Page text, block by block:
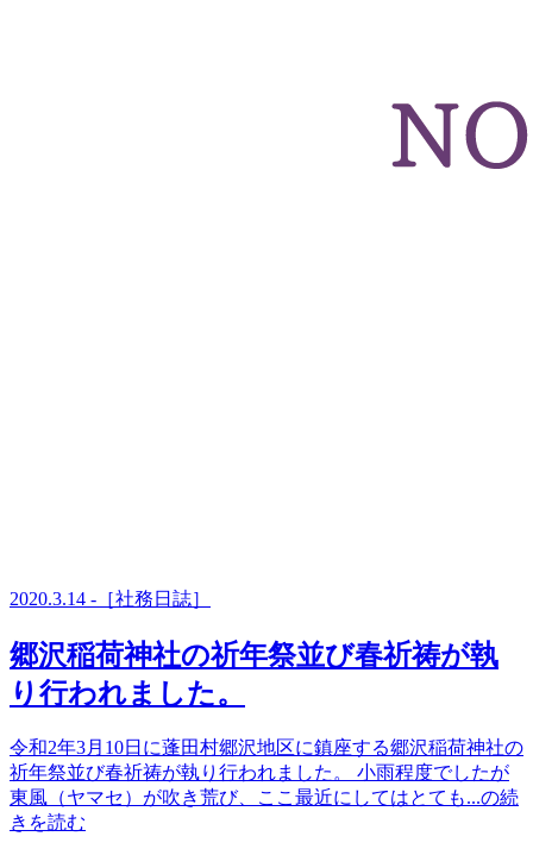
2020.3.14 -［社務日誌］
郷沢稲荷神社の祈年祭並び春祈祷が執
り行われました。
令和2年3月10日に蓬田村郷沢地区に鎮座する郷沢稲荷神社の
祈年祭並び春祈祷が執り行われました。 小雨程度でしたが
東風（ヤマセ）が吹き荒び、ここ最近にしてはとても...の続
きを読む